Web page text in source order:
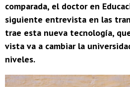
comparada, el doctor en
siguiente entrevista en las
trae esta nueva tecnología,
vista va a cambiar la
niveles.